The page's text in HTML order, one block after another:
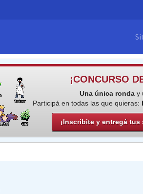
¡CONCURSO
Una única ronday
Participá en todas las que quieras:
¡Inscribite y entregá